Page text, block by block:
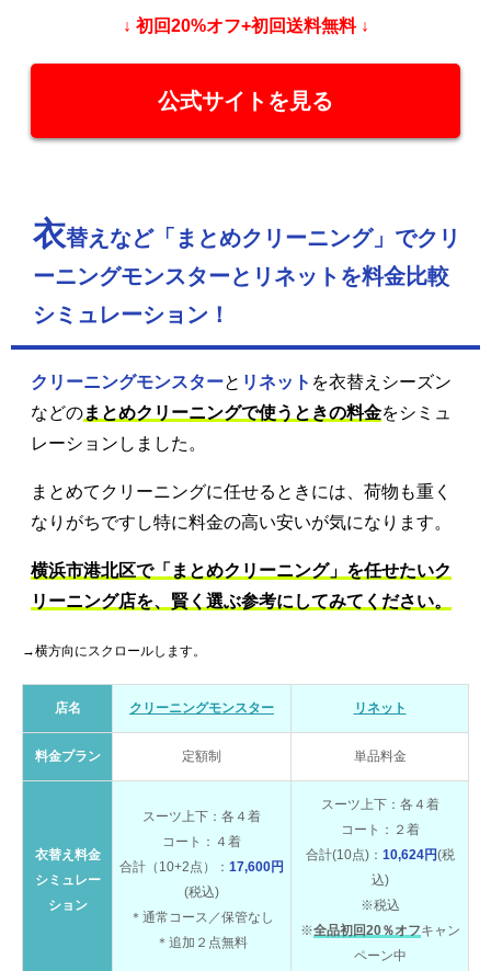
↓ 初回20%オフ+初回送料無料 ↓
公式サイトを見る
衣替えなど「まとめクリーニング」でクリ
ーニングモンスターとリネットを料金比較
シミュレーション！
クリーニングモンスターと リネット を衣替えシーズン
などのまとめクリーニングで使うときの料金をシミュ
レーションしました。
まとめてクリーニングに任せるときには、荷物も重く
なりがちですし特に料金の高い安いが気になります。
横浜市港北区で「まとめクリーニング」を任せたいク
リーニング店を、賢く選ぶ参考にしてみてください。
→横方向にスクロールします。
店名 クリーニングモンスター リネット
料金プラン 定額制 単品料金
衣替え料金
シミュレー
ション
スーツ上下：各４着
コート：４着
合計（10+2点）： 17,600円
(税込)
＊通常コース／保管なし
＊追加２点無料
スーツ上下：各４着
コート：２着
合計(10点)： 10,624円(税
込)
※税込
※全品初回20％オフキャン
ペーン中